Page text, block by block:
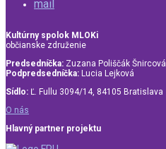
mail
Kultúrny spolok MLOKi
občianske združenie
Predsedníčka: Zuzana Poliščák Šnircová
Podpredsedníčka: Lucia Lejková
Sídlo: Ľ. Fullu 3094/14, 84105 Bratislava
O nás
Hlavný partner projektu